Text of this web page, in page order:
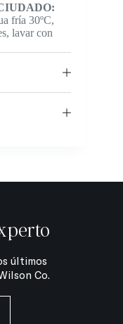
fría 30ºC,
lavar con
últimos
Co.